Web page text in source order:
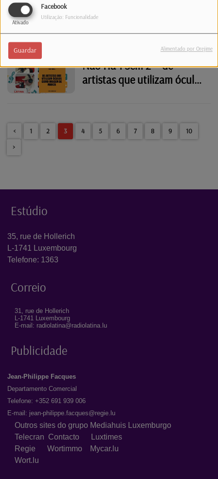
Facebook
Ativado
Utilização: Funcionalidade
Guardar Alimentado por Orejime
27.07.26 | 12:00
Não Há 1 Sem 2 - "de
artistas que utilizam óculos
< 1 2 3 4 5 6 7 8 9
10
>
Estúdio
35, rue de Hollerich
L-1741 Luxembourg
Telefone: 1363
Correio
31, rue de Hollerich
L-1741 Luxembourg
E-mail: radiolatina@radiolatina.lu
Publicidade
Jean-Philippe Facques
Departamento Comercial
Telefone: +352 691 939 006
E-mail: jean-philippe.facques@regie.lu
Outros sites do grupo Mediahuis Luxemburgo
Telecran Contacto
Luxtimes
Regie Wortimmo
Mycar.lu
Wort.lu